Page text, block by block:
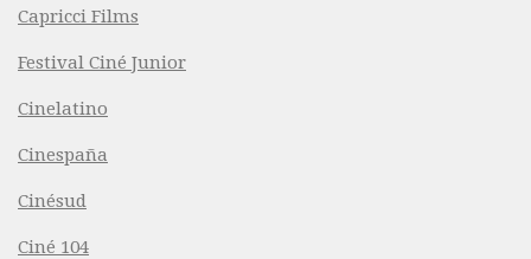
Capricci Films
Festival Ciné Junior
Cinelatino
Cinespaña
Cinésud
Ciné 104